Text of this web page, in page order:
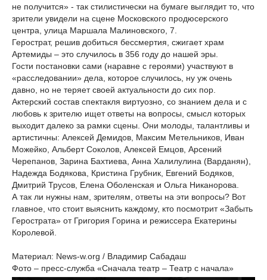
не получится» - так стилистически на бумаге выглядит то, что
зрители увидели на сцене Московского продюсерского
центра, улица Маршала Малиновского, 7.
Герострат, решив добиться бессмертия, сжигает храм
Артемиды – это случилось в 356 году до нашей эры.
Гости постановки сами (наравне с героями) участвуют в
«расследовании» дела, которое случилось, ну уж очень
давно, но не теряет своей актуальности до сих пор.
Актерский состав спектакля виртуозно, со знанием дела и с
любовь к зрителю ищет ответы на вопросы, смысл которых
выходит далеко за рамки сцены. Они молоды, талантливы и
артистичны: Алексей Демидов, Максим Метельников, Иван
Можейко, Альберт Соколов, Алексей Емцов, Арсений
Черепанов, Зарина Бахтиева, Анна Халилулина (Варданян),
Надежда Бодякова, Кристина Грубник, Евгений Бодяков,
Дмитрий Трусов, Елена Оболенская и Ольга Никанорова.
А так ли нужны нам, зрителям, ответы на эти вопросы? Вот
главное, что стоит выяснить каждому, кто посмотрит «Забыть
Герострата» от Григория Горина и режиссера Екатерины
Королевой.
Материал: News-w.org / Владимир Сабадаш
Фото – пресс-служба «Сначала театр – Театр с начала»